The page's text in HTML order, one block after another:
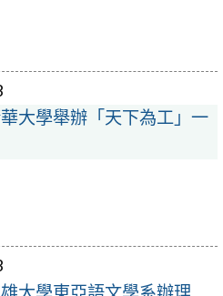
大學舉辦「天下為工」一